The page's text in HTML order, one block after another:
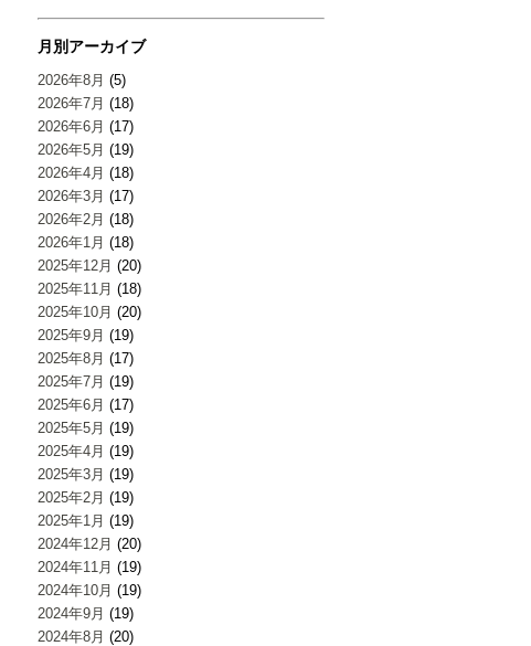
月別アーカイブ
2026年8月 (5)
2026年7月 (18)
2026年6月 (17)
2026年5月 (19)
2026年4月 (18)
2026年3月 (17)
2026年2月 (18)
2026年1月 (18)
2025年12月 (20)
2025年11月 (18)
2025年10月 (20)
2025年9月 (19)
2025年8月 (17)
2025年7月 (19)
2025年6月 (17)
2025年5月 (19)
2025年4月 (19)
2025年3月 (19)
2025年2月 (19)
2025年1月 (19)
2024年12月 (20)
2024年11月 (19)
2024年10月 (19)
2024年9月 (19)
2024年8月 (20)